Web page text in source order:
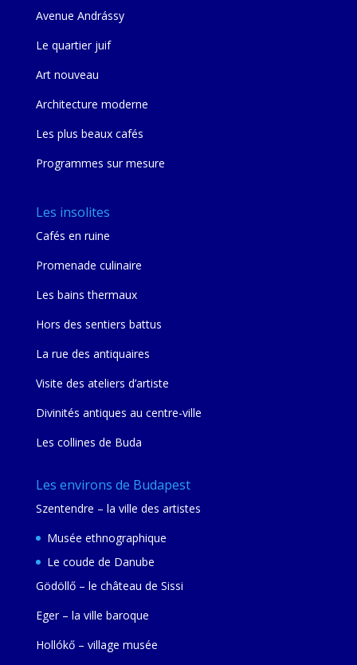
Avenue Andrássy
Le quartier juif
Art nouveau
Architecture moderne
Les plus beaux cafés
Programmes sur mesure
Les insolites
Cafés en ruine
Promenade culinaire
Les bains thermaux
Hors des sentiers battus
La rue des antiquaires
Visite des ateliers d’artiste
Divinités antiques au centre-ville
Les collines de Buda
Les environs de Budapest
Szentendre – la ville des artistes
Musée ethnographique
Le coude de Danube
Gödöllő – le château de Sissi
Eger – la ville baroque
Hollókő – village musée